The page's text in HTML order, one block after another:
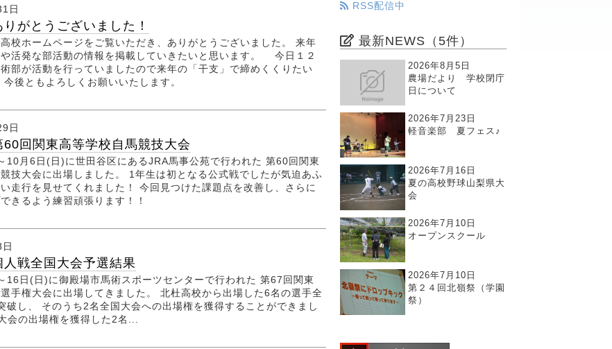
日
がとうございました！
校ホームページをご覧いただき、ありがとうございました。 来年
や活発な部活動の情報を掲載していきたいと思います。 今日１２
部が活動を行っていましたので来年の「干支」で締めくくりたい
今後ともよろしくお願いいたします。
日
60回関東高等学校自馬競技大会
10月6日(日)に世田谷区にあるJRA馬事公苑で行われた 第60回関東
技大会に出場しました。 1年生は初となる公式戦でしたが気迫あふ
走行を見せてくれました！ 今回見つけた課題点を改善し、さらに
きるよう練習頑張ります！！
戦全国大会予選結果
16日(日)に御殿場市馬術スポーツセンターで行われた 第67回関東
手権大会に出場してきました。 北杜高校から出場した6名の選手全
破し、 そのうち2名全国大会への出場権を獲得することができまし
の出場権を獲得した2名...
RSS配信中
最新NEWS（5件）
2026年8月5日
農場だより 学校閉庁
日について
2026年7月23日
軽音楽部 夏フェス♪
2026年7月16日
夏の高校野球山梨県大
会
2026年7月10日
オープンスクール
2026年7月10日
第２４回北嶺祭（学園
祭）